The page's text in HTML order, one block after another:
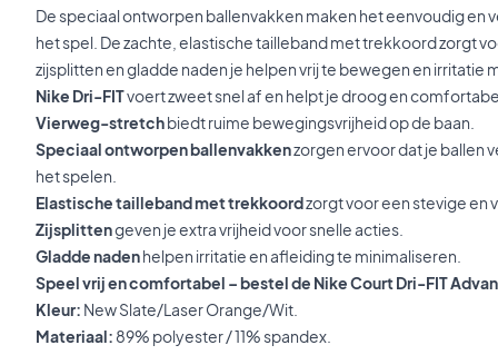
De speciaal ontworpen ballenvakken maken het eenvoudig en
het spel. De zachte, elastische tailleband met trekkoord zorgt
zijsplitten en gladde naden je helpen vrij te bewegen en irritatie
Nike Dri-FITvoert zweet snel af en helpt je droog en
Vierweg-stretchbiedt ruime bewegingsvrijheid op de baan.
Speciaal ontworpen ballenvakkenzorgen ervoor dat je ballen
het spelen.
Elastische tailleband met trekkoordzorgt voor een stevige en
Zijsplittengeven je extra vrijheid voor snelle acties.
Gladde nadenhelpen irritatie en afleiding te minimaliseren.
Speel vrij en comfortabel – bestel de Nike Court Dri-FIT
Kleur: New Slate/Laser Orange/Wit.
Materiaal: 89% polyester / 11% spandex.